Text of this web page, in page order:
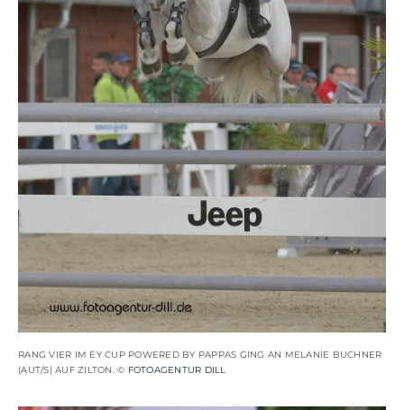
RANG VIER IM EY CUP POWERED BY PAPPAS GING AN MELANIE BUCHNER
(AUT/S) AUF ZILTON. © FOTOAGENTUR DILL